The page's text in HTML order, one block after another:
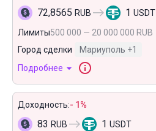
72,8565 RUB 1 USDT
Лимиты500 000 — 20 000 000 RUB
Город сделки
Мариуполь +1
Подробнее
Доходность:- 1%
83 RUB 1 USDT